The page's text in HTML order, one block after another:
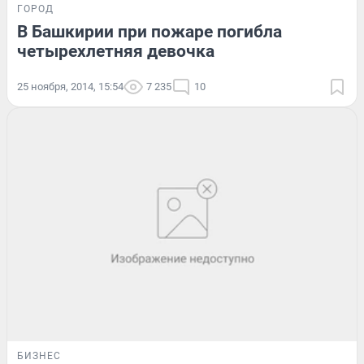
ГОРОД
В Башкирии при пожаре погибла
четырехлетняя девочка
25 ноября, 2014, 15:54 7 235 10
БИЗНЕС